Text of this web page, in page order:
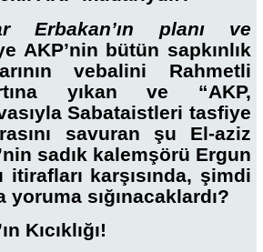
Erbakan’ın planı ve
AKP’nin bütün sapkınlık
vebalini Rahmetli
yıkan ve “AKP,
Sabataistleri tasfiye
savuran şu El-aziz
sadık kalemşörü Ergun
itirafları karşısında, şimdi
sığınacaklardı?
Kıcıklığı!